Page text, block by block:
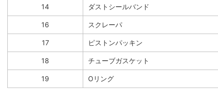
14 ダストシールバンド
16 スクレーパ
17 ピストンパッキン
18 チューブガスケット
19 Oリング